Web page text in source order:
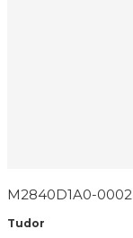
M2840D1A0-0002
Tudor